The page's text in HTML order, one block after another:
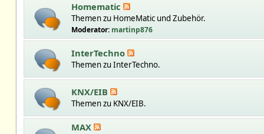
Homematic
Themen zu HomeMatic und Zubehör.
Moderator: martinp876
InterTechno
Themen zu InterTechno.
KNX/EIB
Themen zu KNX/EIB.
MAX